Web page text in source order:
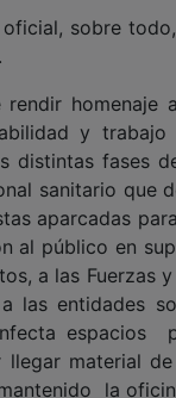
sobre
homenaje
y
distintas fases
sanitario que
aparcadas
al público en
a las Fuerzas
las entidades
espacios
material
la